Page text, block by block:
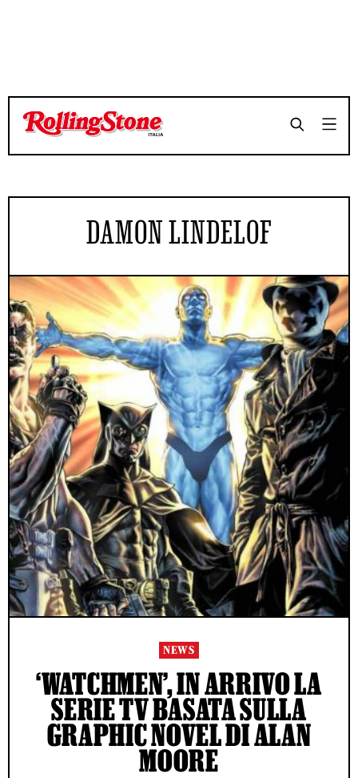
DAMON LINDELOF
NEWS
‘WATCHMEN’, IN ARRIVO LA
SERIE TV BASATA SULLA
GRAPHIC NOVEL DI ALAN
MOORE